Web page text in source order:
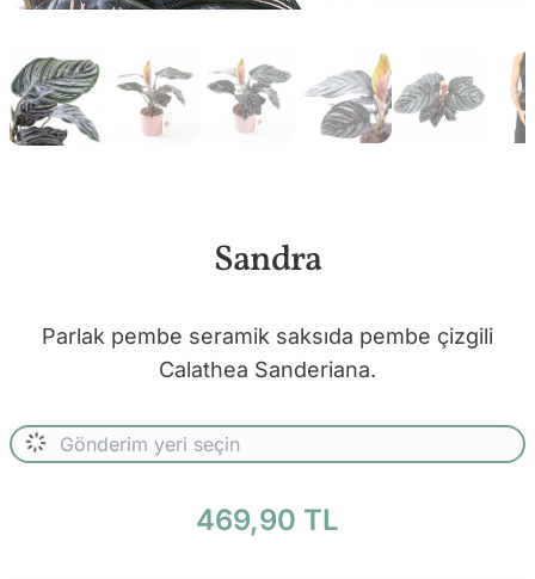
Sandra
Parlak pembe seramik saksıda pembe çizgili
Calathea Sanderiana.
469,90 TL